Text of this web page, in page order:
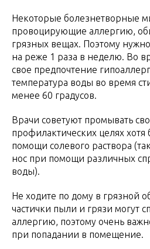
Некоторые болезнетворные
провоцирующие аллергию,
грязных вещах. Поэтому
на реже 1 раза в неделю. Во
свое предпочтение
температура воды во время
менее 60 градусов.
Врачи советуют промывать
профилактических целях
помощи солевого раствора
нос при помощи различных
воды).
Не ходите по дому в грязной
частички пыли и грязи могут
аллергию, поэтому очень
при попадании в помещение.